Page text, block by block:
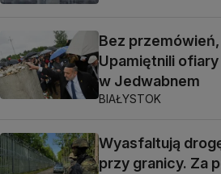
Bez
Upamiętnili
w Jedwabnem
BIAŁYSTOK
Wyasfaltują
przy granicy. Za